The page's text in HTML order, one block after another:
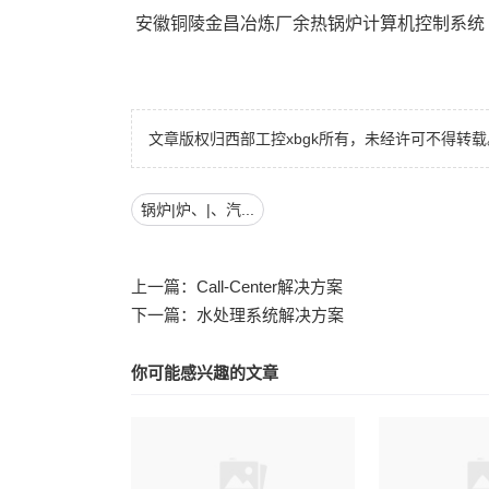
安徽铜陵金昌冶炼厂余热锅炉计算机控制系统
文章版权归西部工控xbgk所有，未经许可不得转
锅炉|炉、|、汽...
上一篇： Call-Center解决方案
下一篇： 水处理系统解决方案
你可能感兴趣的文章